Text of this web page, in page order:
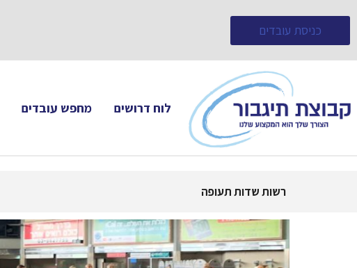
כניסת עובדים
לוח דרושים מחפש עובדים
רשות שדות תעופה